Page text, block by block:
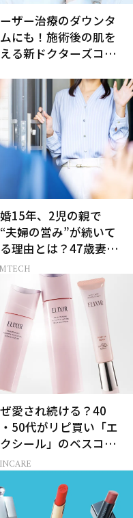
ザー治療のダウンタ
にも！施術後の肌を
る新ドクターズコス
15年、2児の親で
夫婦の営み”が続いて
理由とは？47歳妻が
する【レスにならな
愛され続ける？40
50代がリピ買い「エ
シール」のベスコス
名品3選